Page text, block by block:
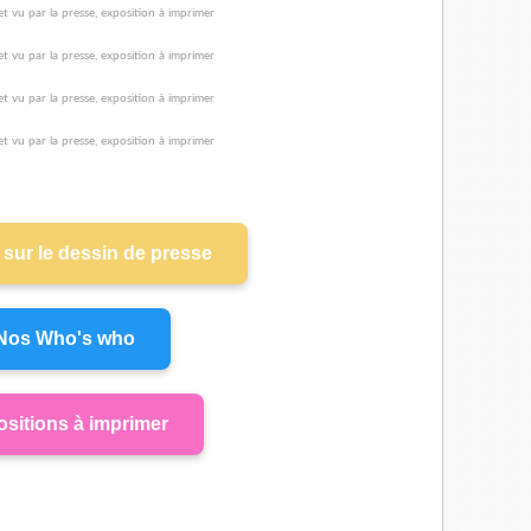
le dessin de presse
Who's who
à imprimer